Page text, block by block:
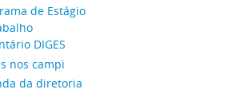
de Estágio
DIGES
nos campi
da diretoria